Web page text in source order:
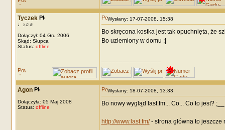
Tyczek
♩♪♫♬
Dołączył: 04 Gru 2006
Skąd: Słupca
Status: offline
Wysłany: 17-07-2008, 15:38
Bo skręcona kostka jest tak opuchnięta, że
Bo uziemiony w domu ;|
Agon
Dołączyła: 05 Maj 2008
Status: offline
Wysłany: 18-07-2008, 13:33
Bo nowy wygląd last.fm... Co... Co to jest?
http://www.last.fm/- strona główna to jeszcze